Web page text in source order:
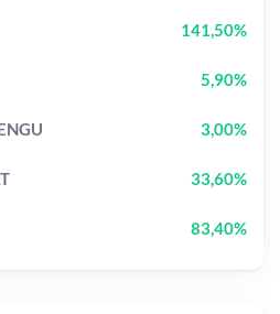
141,50%
5,90%
3,00%
33,60%
83,40%